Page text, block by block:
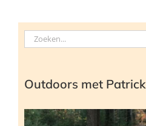
Zoeken
Outdoors met Patrick